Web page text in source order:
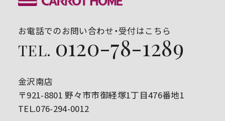
お電話でのお問い合わせ・受付はこちら
TEL. 0120-78-1289
金沢南店
〒921-8801 野々市市御経塚1丁目476番地1
TEL.076-294-0012